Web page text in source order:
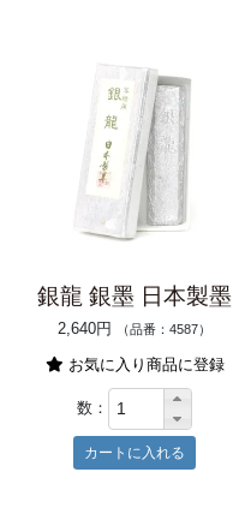
銀龍 銀墨 日本製墨
2,640円 （品番：4587）
お気に入り商品に登録
数：